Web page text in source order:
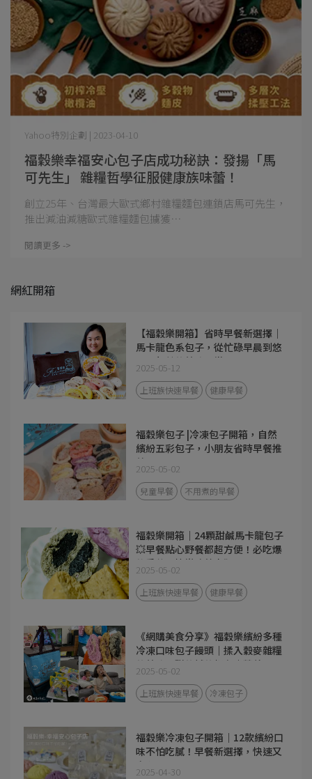
福穀樂幸福安心包子店成功秘訣：發揚「馬
可先生」 雜糧哲學征服健康族味蕾！
Yahoo特別企劃 | 2023-04-10
創立25年、台灣最大歐式鄉村雜糧麵包連鎖店馬可先生，
推出減油減糖歐式雜糧麵包擄獲⋯
閱讀更多 ->
網紅開箱
【福穀樂開箱】省時早餐新選擇｜
馬卡龍色系包子，從忙碌早晨到悠
閒下午茶的美味日常
2025-05-12
上班族快速早餐 健康早餐
福穀樂包子 |冷凍包子開箱，自然
繽紛五彩包子，小朋友省時早餐推
薦！
2025-05-02
兒童早餐 不用煮的早餐
福穀樂開箱｜24顆甜鹹馬卡龍包子
💥早餐點心野餐都超方便！必吃爆
漿香芋＆快樂豬蔥肉🥰
2025-05-02
上班族快速早餐 健康早餐
《網購美食分享》福穀樂繽紛多種
冷凍口味包子饅頭｜揉入穀麥雜糧
的美味，甜的鹹的都有｜營養早
餐、宵夜都超方便！
2025-05-02
上班族快速早餐 冷凍包子
福穀樂冷凍包子開箱｜12款繽紛口
味不怕吃膩！早餐新選擇，快速又
安心
2025-04-30